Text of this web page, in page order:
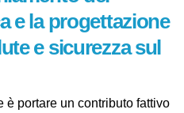
dei
e la
della
sul lavoro